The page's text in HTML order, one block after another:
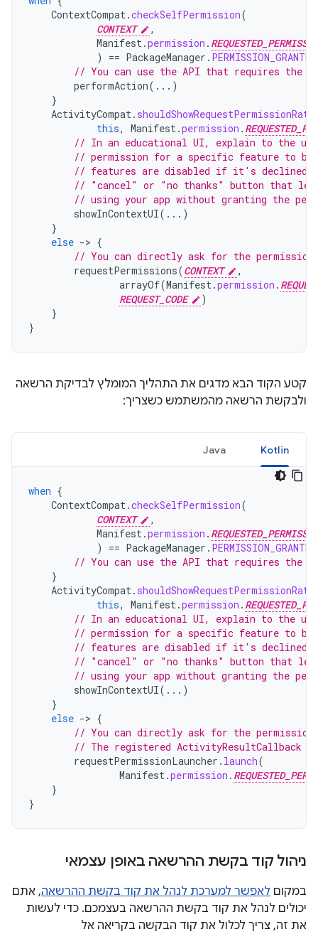
ContextCompat.checkSelfPermission(
CONTEXT
,
Manifest.permission .
)
== PackageManager . PERMISSION_GRANTED
// You can use the API that requires the
performAction(...)
}
ActivityCompat.
this, Manifest.permission .
// In an educational UI, explain to the
// permission for a specific feature to
// features are disabled if it's
// "cancel" or "no thanks" button that
// using your app without granting the
showInContextUI(...)
}
else -> {
// You can directly ask for the
requestPermissions(CONTEXT
,
arrayOf(Manifest.permission .
REQUEST_CODE
)
}
}
קטע הקוד הבא מדגים את התהליך המומלץ לבדיקת הרשאה
ולבקשת הרשאה מהמשתמש כשצריך:
Kotlin
Java
when {
ContextCompat.checkSelfPermission(
CONTEXT
,
Manifest.permission .
)
== PackageManager . PERMISSION_GRANTED
// You can use the API that requires the
}
ActivityCompat.
this, Manifest.permission .
// In an educational UI, explain to the
// permission for a specific feature to
// features are disabled if it's
// "cancel" or "no thanks" button that
// using your app without granting the
showInContextUI(...)
}
else -> {
// You can directly ask for the
// The registered ActivityResultCallback
requestPermissionLauncher . launch(
Manifest.permission .
}
}
ניהול קוד בקשת ההרשאה באופן עצמאי
במקום לאפשר למערכת לנהל את קוד בקשת ההרשאה, אתם
יכולים לנהל את קוד בקשת ההרשאה בעצמכם. כדי לעשות
את זה, צריך לכלול את קוד הבקשה בקריאה אל